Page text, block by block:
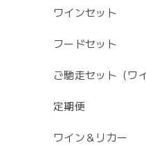
ワインセット
フードセット
ご馳走セット（ワ
定期便
ワイン＆リカー